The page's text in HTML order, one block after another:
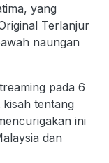
yang
Terlanjur
naungan
pada 6
tentang
ini
dan